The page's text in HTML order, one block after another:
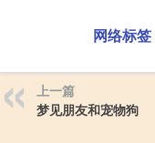
网络标签
上一篇
梦见朋友和宠物狗